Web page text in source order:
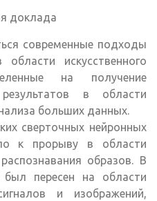
доклада
современные подходы
искусственного
на получение
в области
больших данных.
сверточных нейронных
к прорыву в области
образов. В
был пересен на области
и изображений,